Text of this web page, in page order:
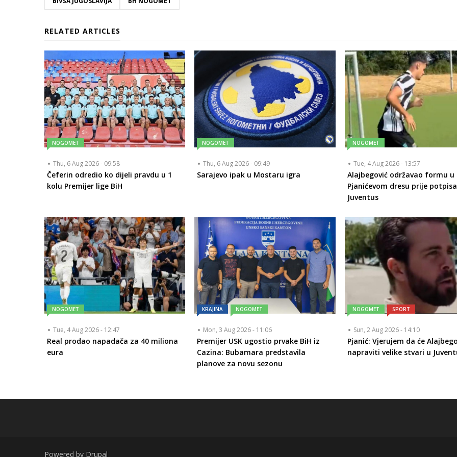
RELATED ARTICLES
NOGOMET
Thu, 6 Aug 2026 - 09:58
Čeferin odredio ko dijeli pravdu u 1
kolu Premijer lige BiH
NOGOMET
Thu, 6 Aug 2026 - 09:49
Sarajevo ipak u Mostaru igra
NOGOMET
Tue, 4 Aug 2026 - 13:57
Alajbegović održavao formu u
Pjanićevom dresu prije
Juventus
NOGOMET
Tue, 4 Aug 2026 - 12:47
Real prodao napadača za 40 miliona
eura
KRAJINA NOGOMET
Mon, 3 Aug 2026 - 11:06
Premijer USK ugostio prvake BiH iz
Cazina: Bubamara predstavila
planove za novu sezonu
NOGOMET SPORT
Sun, 2 Aug 2026 - 14:10
Pjanić: Vjerujem da će
napraviti velike stvari u
Powered by Drupal